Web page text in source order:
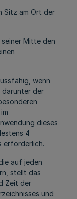
Sitz am Ort der
seiner Mitte den
wenn
darunter der
dieses
4
erforderlich.
auf jeden
stellt das
Zeit der
und